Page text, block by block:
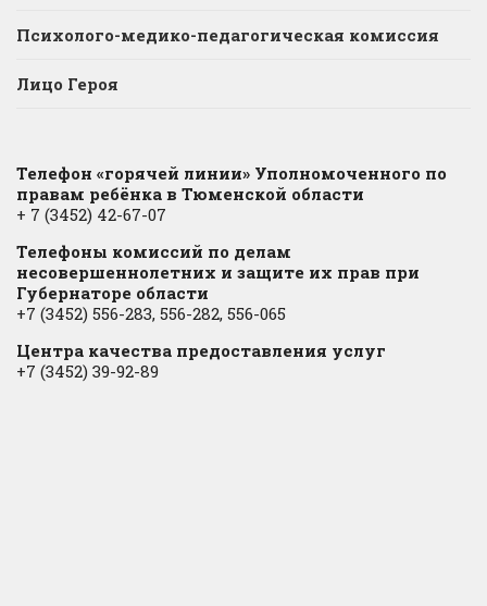
Психолого-медико-педагогическая комиссия
Лицо Героя
Телефон «горячей линии» Уполномоченного по
правам ребёнка в Тюменской области
+ 7 (3452) 42-67-07
Телефоны комиссий по делам
несовершеннолетних и защите их прав при
Губернаторе области
+7 (3452) 556-283, 556-282, 556-065
Центра качества предоставления услуг
+7 (3452) 39-92-89